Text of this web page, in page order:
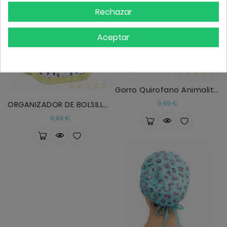
ORGANIZADOR DE BOLSILLO BLOSSOM
11,99 €Precio
Gorro Quirofano Animalitos
9,99 €Precio
Rechazar
Aceptar